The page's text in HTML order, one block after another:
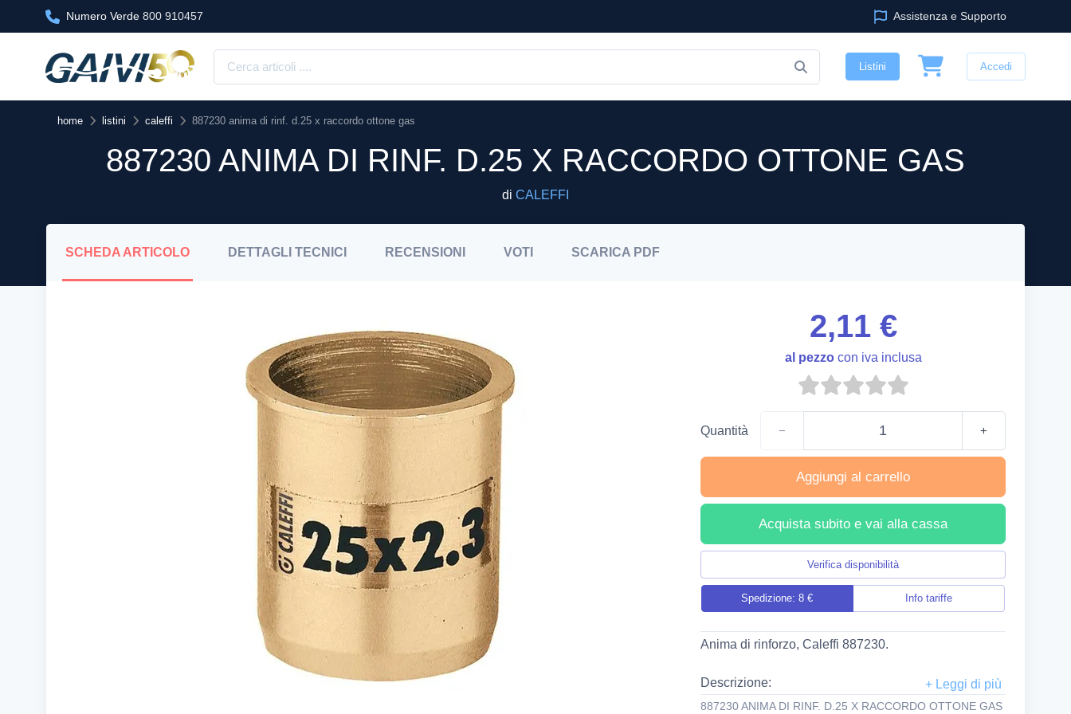
Numero Verde 800 910457 Assistenza e Supporto
Listini Accedi
home listini caleffi 887230 anima di rinf. d.25 x raccordo ottone gas
887230 ANIMA DI RINF. D.25 X RACCORDO OTTONE GAS
di CALEFFI
SCHEDA ARTICOLO DETTAGLI TECNICI RECENSIONI VOTI SCARICA PDF
2,11 €
al pezzocon iva inclusa
Quantità − +
Aggiungi al carrello
Acquista subito e vai alla cassa
Verifica disponibilità
Spedizione: 8 € Info tariffe
Anima di rinforzo, Caleffi 887230.
Descrizione:
DECA couplings, which are supplied in brass for
887230 ANIMA DI RINF. D.25 X RACCORDO OTTONE GAS